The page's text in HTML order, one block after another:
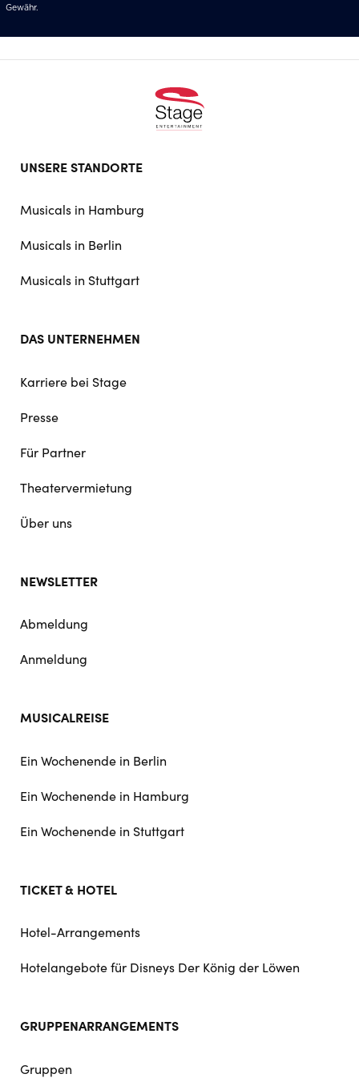
Gewähr.
doormat
UNSERE STANDORTE
Musicals in Hamburg
Musicals in Berlin
Musicals in Stuttgart
DAS UNTERNEHMEN
Karriere bei Stage
Presse
Für Partner
Theatervermietung
Über uns
NEWSLETTER
Abmeldung
Anmeldung
MUSICALREISE
Ein Wochenende in Berlin
Ein Wochenende in Hamburg
Ein Wochenende in Stuttgart
TICKET & HOTEL
Hotel-Arrangements
Hotelangebote für Disneys Der König der Löwen
GRUPPENARRANGEMENTS
Gruppen